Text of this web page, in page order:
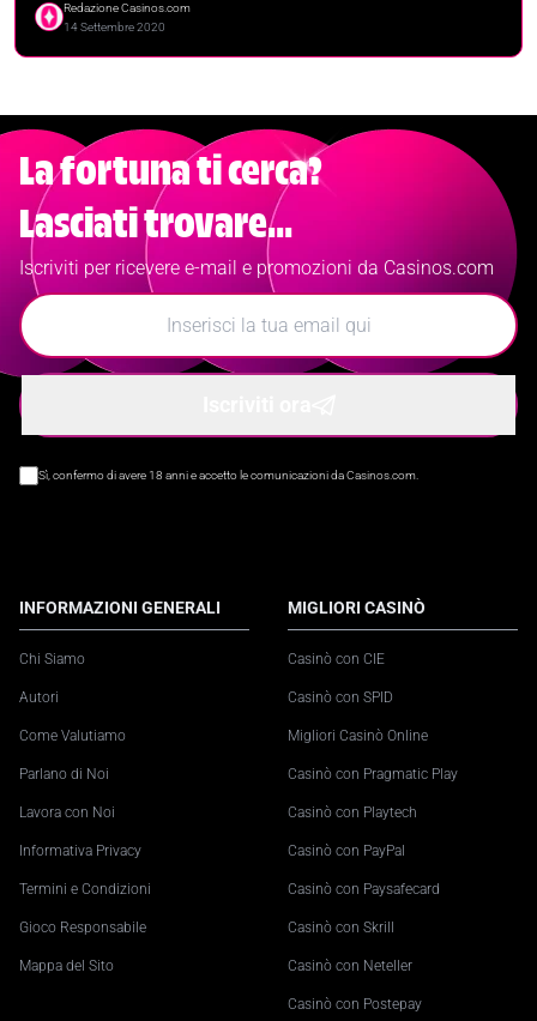
Redazione Casinos.com
14 Settembre 2020
La fortuna ti cerca?
Lasciati trovare...
Iscriviti per ricevere e-mail e promozioni da Casinos.com
Sì, confermo di avere 18 anni e accetto le comunicazioni da Casinos.com.
INFORMAZIONI GENERALI
Chi Siamo
Autori
Come Valutiamo
Parlano di Noi
Lavora con Noi
Informativa Privacy
Termini e Condizioni
Gioco Responsabile
Mappa del Sito
MIGLIORI CASINÒ
Casinò con CIE
Casinò con SPID
Migliori Casinò Online
Casinò con Pragmatic Play
Casinò con Playtech
Casinò con PayPal
Casinò con Paysafecard
Casinò con Skrill
Casinò con Neteller
Casinò con Postepay